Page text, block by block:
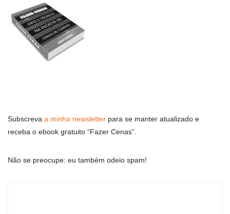
Subscreva a minha newsletter para se manter atualizado e
receba o ebook gratuito “Fazer Cenas”.
Não se preocupe: eu também odeio spam!